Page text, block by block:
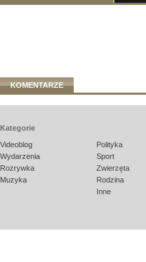
KOMENTARZE
Kategorie
Videoblog
Wydarzenia
Rozrywka
Muzyka
Polityka
Sport
Zwierzęta
Rodzina
Inne